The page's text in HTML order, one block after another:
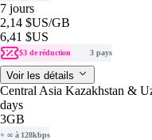
7 jours
2,14 $US/GB
6,41 $US
$3 de réduction 3 pays
Voir les détails
Central Asia Kazakhstan &
days
3GB
+ ∞ à 128kbps